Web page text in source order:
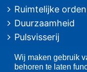
Wij maken gebruik
behoren te laten
Ruimtelijke
Duurzaamheid
Pulsvisserij
Algemeen/